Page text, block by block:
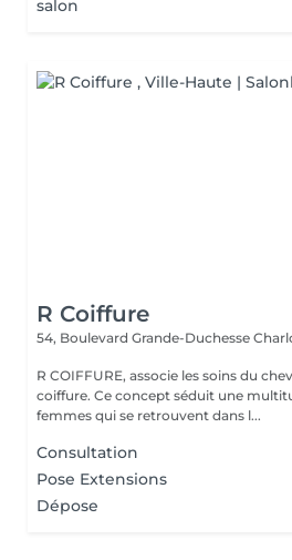
salon
R Coiffure
54, Boulevard Grande-Duchesse
R COIFFURE, associe les soins du
coiffure. Ce concept séduit une
femmes qui se retrouvent dans l...
Consultation
Pose Extensions
Dépose